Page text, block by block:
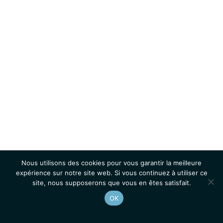
Nous utilisons des cookies pour vous garantir la meilleure
expérience sur notre site web. Si vous continuez à utiliser ce
site, nous supposerons que vous en êtes satisfait.
OK